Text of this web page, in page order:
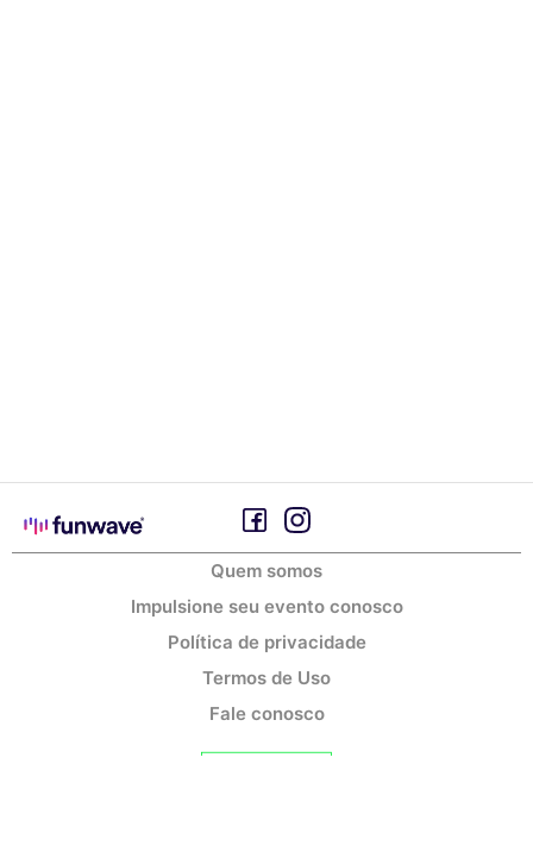
Quem somos
Impulsione seu evento conosco
Política de privacidade
Termos de Uso
Fale conosco